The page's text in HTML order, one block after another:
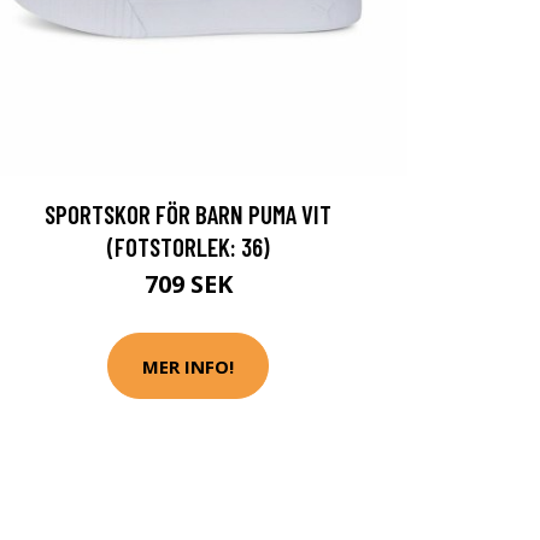
SPORTSKOR FÖR BARN PUMA VIT
(FOTSTORLEK: 36)
709 SEK
MER INFO!